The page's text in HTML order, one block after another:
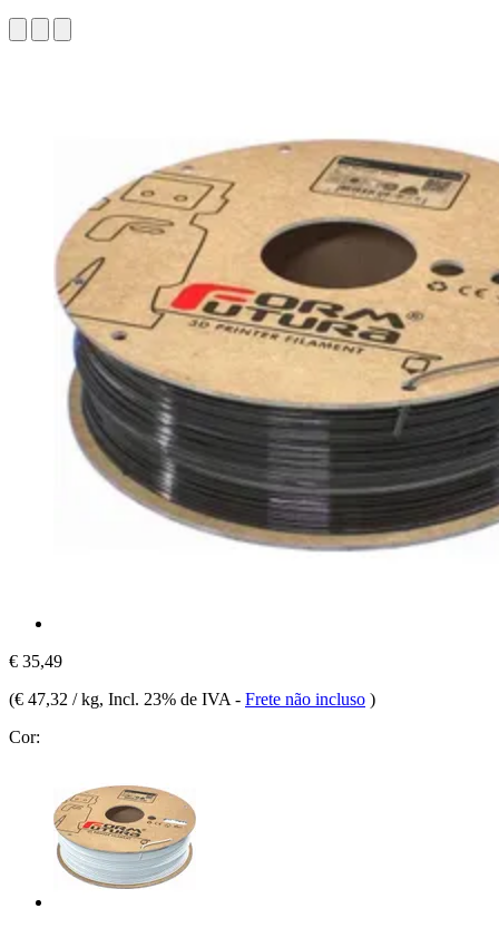
€ 35,49
(€ 47,32 / kg, Incl. 23% de IVA - Frete não incluso )
Cor: